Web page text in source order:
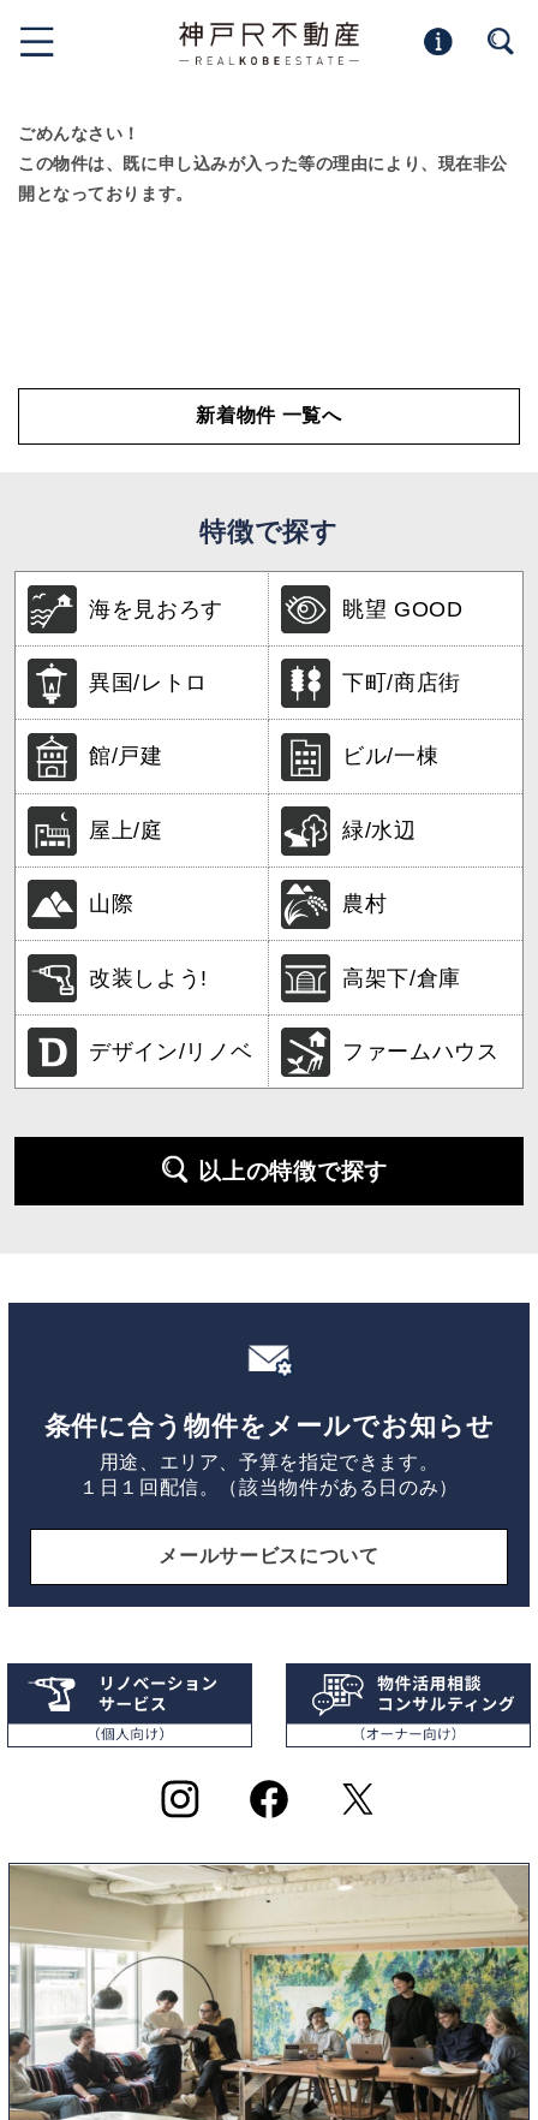
ごめんなさい！
この物件は、既に申し込みが入った等の理由により、現在非公
開となっております。
新着物件 一覧へ
特徴で探す
海を見おろす 眺望 GOOD
異国/レトロ 下町/商店街
館/戸建 ビル/一棟
屋上/庭 緑/水辺
山際 農村
改装しよう! 高架下/倉庫
デザイン/リノベ ファームハウス
以上の特徴で探す
条件に合う物件をメールでお知らせ
用途、エリア、予算を指定できます。
１日１回配信。（該当物件がある日のみ）
メールサービスについて